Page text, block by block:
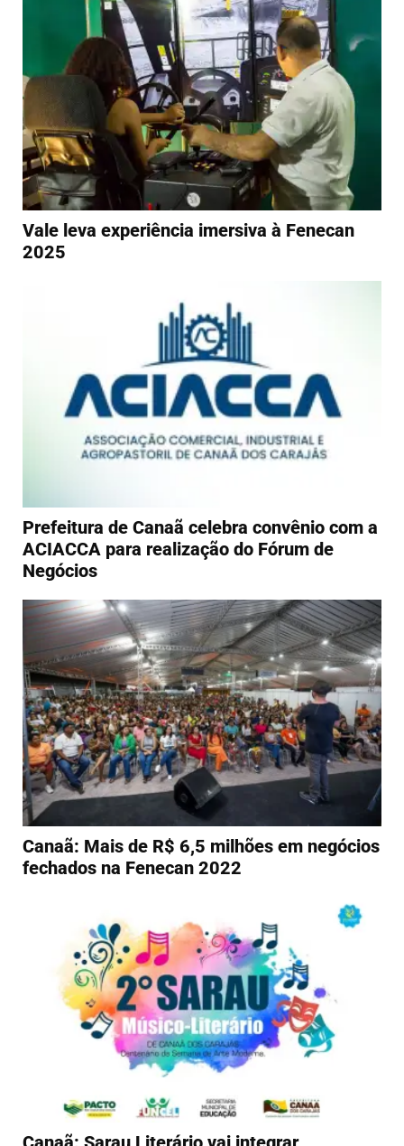
Vale leva experiência imersiva à Fenecan
2025
Prefeitura de Canaã celebra convênio com a
ACIACCA para realização do Fórum de
Negócios
Canaã: Mais de R$ 6,5 milhões em negócios
fechados na Fenecan 2022